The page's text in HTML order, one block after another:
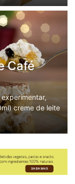
Café
creme de leite